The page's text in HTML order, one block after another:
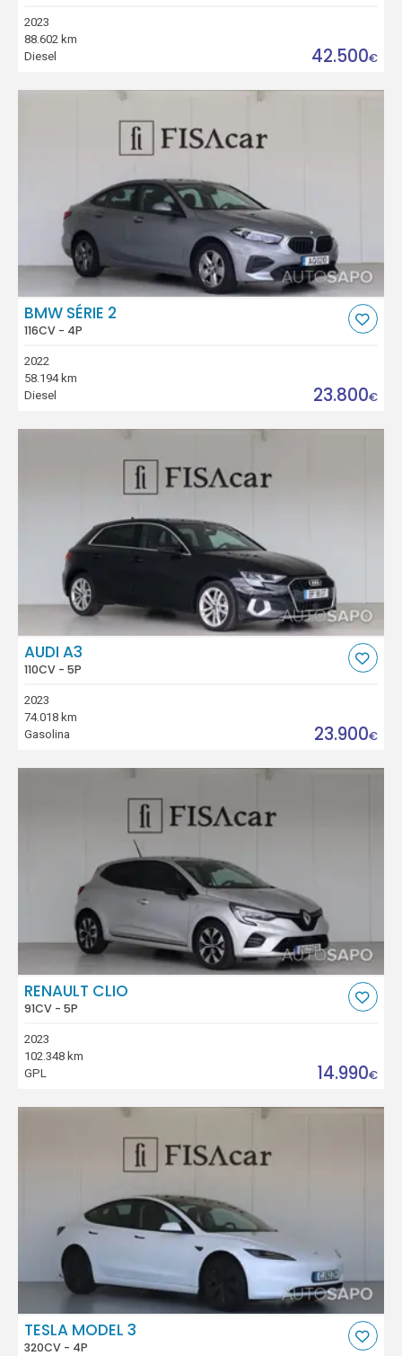
2023
88.602 km
Diesel
42.500€
BMW SÉRIE 2
116CV - 4P
2022
58.194 km
Diesel
23.800€
AUDI A3
110CV - 5P
2023
74.018 km
Gasolina
23.900€
RENAULT CLIO
91CV - 5P
2023
102.348 km
GPL
14.990€
TESLA MODEL 3
320CV - 4P